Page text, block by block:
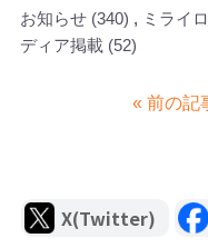
お知らせ (340) ミライ
ディア掲載 (52)
« 前の記
X(Twitter)